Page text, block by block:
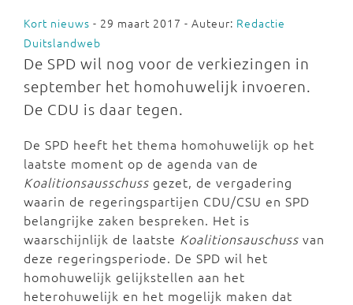
Kort nieuws - 29 maart 2017 - Auteur: Redactie
Duitslandweb
De SPD wil nog voor de verkiezingen in
september het homohuwelijk invoeren.
De CDU is daar tegen.
De SPD heeft het thema homohuwelijk op het
laatste moment op de agenda van de
Koalitionsausschuss gezet, de vergadering
waarin de regeringspartijen CDU/CSU en SPD
belangrijke zaken bespreken. Het is
waarschijnlijk de laatste Koalitionsauschuss van
deze regeringsperiode. De SPD wil het
homohuwelijk gelijkstellen aan het
heterohuwelijk en het mogelijk maken dat